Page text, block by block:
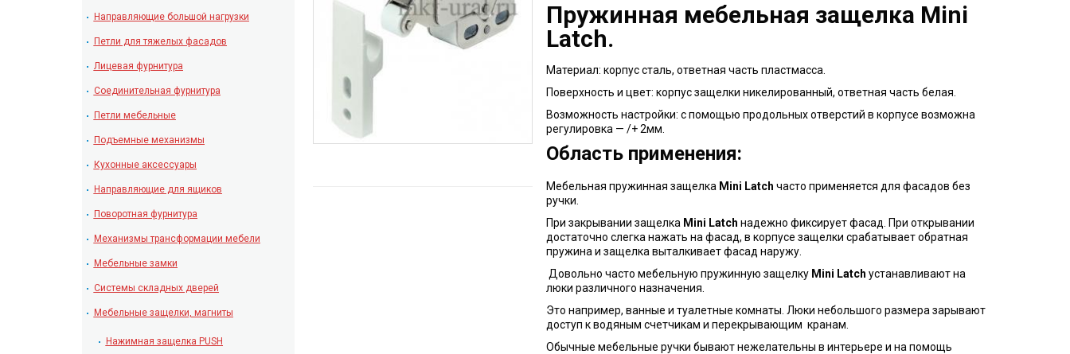
Направляющие большой нагрузки
Петли для тяжелых фасадов
Лицевая фурнитура
Соединительная фурнитура
Петли мебельные
Подъемные механизмы
Кухонные аксессуары
Направляющие для ящиков
Поворотная фурнитура
Механизмы трансформации мебели
Мебельные замки
Системы складных дверей
Мебельные защелки, магниты
Нажимная защелка PUSH
Пружинная мебельная защелка Mini
Latch.
Материал: корпус сталь, ответная часть пластмасса.
Поверхность и цвет: корпус защелки никелированный, ответная часть белая.
Возможность настройки: с помощью продольных отверстий в корпусе возможна
регулировка — /+ 2мм.
Область применения:
Мебельная пружинная защелка Mini Latch часто применяется для фасадов без
ручки.
При закрывании защелка Mini Latch надежно фиксирует фасад. При открывании
достаточно слегка нажать на фасад, в корпусе защелки срабатывает обратная
пружина и защелка выталкивает фасад наружу.
Довольно часто мебельную пружинную защелку Mini Latch устанавливают на
люки различного назначения.
Это например, ванные и туалетные комнаты. Люки небольшого размера зарывают
доступ к водяным счетчикам и перекрывающим кранам.
Обычные мебельные ручки бывают нежелательны в интерьере и на помощь